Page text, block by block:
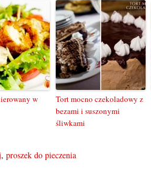
w
Tort mocno czekoladowy z
bezami i suszonymi
śliwkami
, proszek do pieczenia